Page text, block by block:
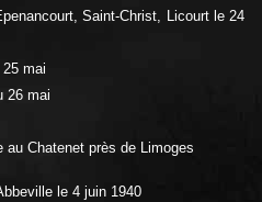
Saint-Christ, Licourt le 24
mai
26 mai
Chatenet près de Limoges
le 4 juin 1940